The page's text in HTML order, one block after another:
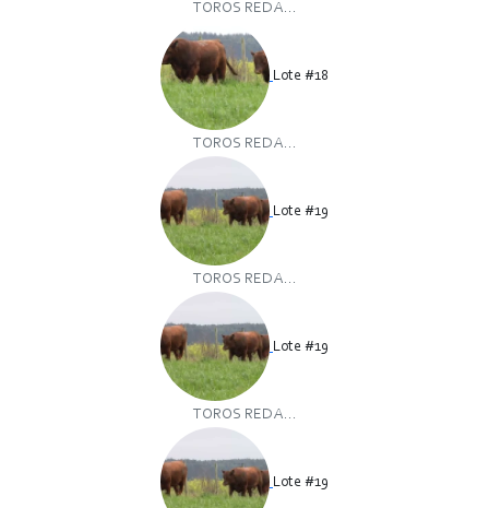
TOROS RED A...
Lote #18
TOROS RED A...
Lote #19
TOROS RED A...
Lote #19
TOROS RED A...
Lote #19